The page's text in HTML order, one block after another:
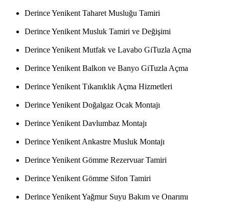
Derince Yenikent Taharet Musluğu Tamiri
Derince Yenikent Musluk Tamiri ve Değişimi
Derince Yenikent Mutfak ve Lavabo GiTuzla Açma
Derince Yenikent Balkon ve Banyo GiTuzla Açma
Derince Yenikent Tıkanıklık Açma Hizmetleri
Derince Yenikent Doğalgaz Ocak Montajı
Derince Yenikent Davlumbaz Montajı
Derince Yenikent Ankastre Musluk Montajı
Derince Yenikent Gömme Rezervuar Tamiri
Derince Yenikent Gömme Sifon Tamiri
Derince Yenikent Yağmur Suyu Bakım ve Onarımı